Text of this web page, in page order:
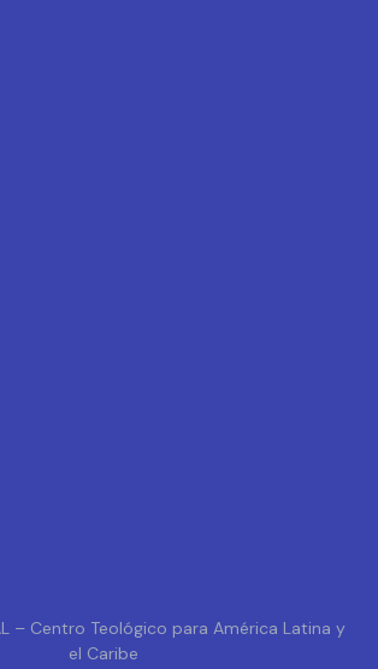
– Centro Teológico para América Latina y
el Caribe